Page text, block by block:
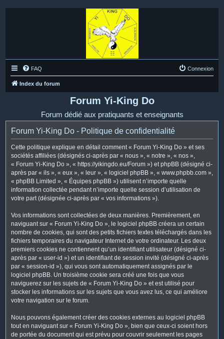
FAQ Connexion
Index du forum
Forum Yi-King Do
Forum dédié aux pratiquants et enseignants
Forum Yi-King Do - Politique de confidentialité
Cette politique explique en détail comment « Forum Yi-King Do » et ses
sociétés affiliées (désignés ci-après par « nous », « notre », « nos »,
« Forum Yi-King Do », « https://yikingdo.eu/Forum ») et phpBB (désigné ci-
après par « ils », « eux », « leur », « logiciel phpBB », « www.phpbb.com »,
« phpBB Limited », « Équipes phpBB ») utilisent n’importe quelle
information collectée pendant n’importe quelle session d’utilisation de
votre part (désignée ci-après par « vos informations »).
Vos informations sont collectées de deux manières. Premièrement, en
naviguant sur « Forum Yi-King Do », le logiciel phpBB créera un certain
nombre de cookies, qui sont des petits fichiers textes téléchargés dans les
fichiers temporaires du navigateur Internet de votre ordinateur. Les deux
premiers cookies ne contiennent qu’un identifiant utilisateur (désigné ci-
après par « user-id ») et un identifiant de session invité (désigné ci-après
par « session-id »), qui vous sont automatiquement assignés par le
logiciel phpBB. Un troisième cookie sera créé une fois que vous
naviguerez sur les sujets de « Forum Yi-King Do » et est utilisé pour
stocker les informations sur les sujets que vous avez lus, ce qui améliore
votre navigation sur le forum.
Nous pouvons également créer des cookies externes au logiciel phpBB
tout en naviguant sur « Forum Yi-King Do », bien que ceux-ci soient hors
de portée du document qui est prévu pour couvrir seulement les pages